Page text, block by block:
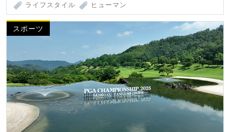
ライフスタイル ヒューマン
スポーツ